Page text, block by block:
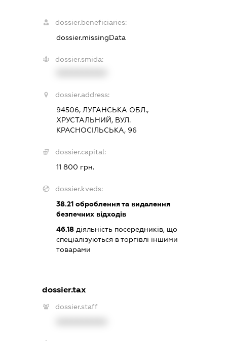
dossier.beneficiaries:
dossier.missingData
dossier.smida:
dossier.address:
94506, ЛУГАНСЬКА ОБЛ.,
ХРУСТАЛЬНИЙ, ВУЛ.
КРАСНОСІЛЬСЬКА, 96
dossier.capital:
11 800 грн.
dossier.kveds:
38.21оброблення та видалення
безпечних відходів
46.18діяльність посередників, що
спеціалізуються в торгівлі іншими
товарами
dossier.tax
dossier.staff